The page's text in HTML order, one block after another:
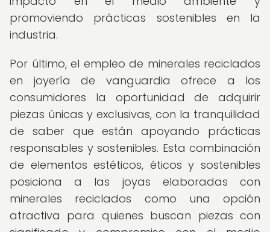
promoviendo prácticas sostenibles en la
industria.
Por último, el empleo de minerales reciclados
en joyería de vanguardia ofrece a los
consumidores la oportunidad de adquirir
piezas únicas y exclusivas, con la tranquilidad
de saber que están apoyando prácticas
responsables y sostenibles. Esta combinación
de elementos estéticos, éticos y sostenibles
posiciona a las joyas elaboradas con
minerales reciclados como una opción
atractiva para quienes buscan piezas con